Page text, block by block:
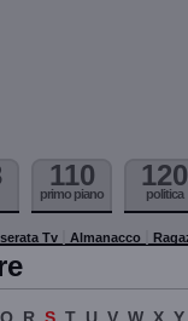
110
primo piano
120
politica
Tv Almanacco